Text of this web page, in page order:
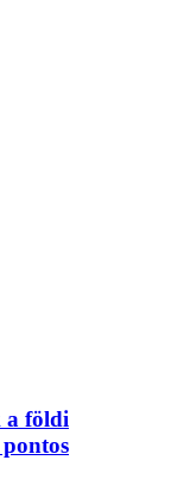
a földi